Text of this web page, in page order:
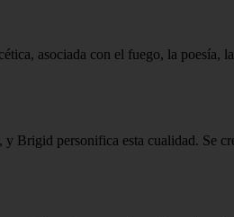
asociada con el fuego, la poesía,
Brigid personifica esta cualidad. Se